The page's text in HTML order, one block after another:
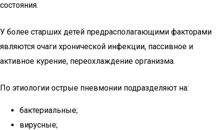
состояния.
У более старших детей предрасполагающими факторами
являются очаги хронической инфекции, пассивное и
активное курение, переохлаждение организма.
По этиологии острые пневмонии подразделяют на:
бактериальные;
вирусные;